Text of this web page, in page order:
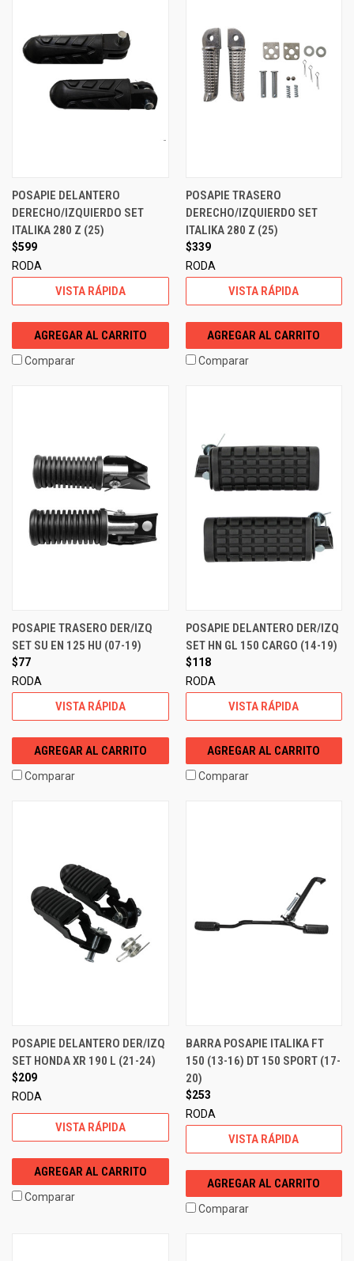
POSAPIE DELANTERO
DERECHO/IZQUIERDO SET
ITALIKA 280 Z (25)
$599
RODA
VISTA RÁPIDA
AGREGAR AL CARRITO
Comparar
POSAPIE TRASERO
DERECHO/IZQUIERDO SET
ITALIKA 280 Z (25)
$339
RODA
VISTA RÁPIDA
AGREGAR AL CARRITO
Comparar
POSAPIE TRASERO DER/IZQ
SET SU EN 125 HU (07-19)
$77
RODA
VISTA RÁPIDA
AGREGAR AL CARRITO
Comparar
POSAPIE DELANTERO DER/IZQ
SET HN GL 150 CARGO (14-19)
$118
RODA
VISTA RÁPIDA
AGREGAR AL CARRITO
Comparar
POSAPIE DELANTERO DER/IZQ
SET HONDA XR 190 L (21-24)
$209
RODA
VISTA RÁPIDA
AGREGAR AL CARRITO
Comparar
BARRA POSAPIE ITALIKA FT
150 (13-16) DT 150 SPORT (17-
20)
$253
RODA
VISTA RÁPIDA
AGREGAR AL CARRITO
Comparar